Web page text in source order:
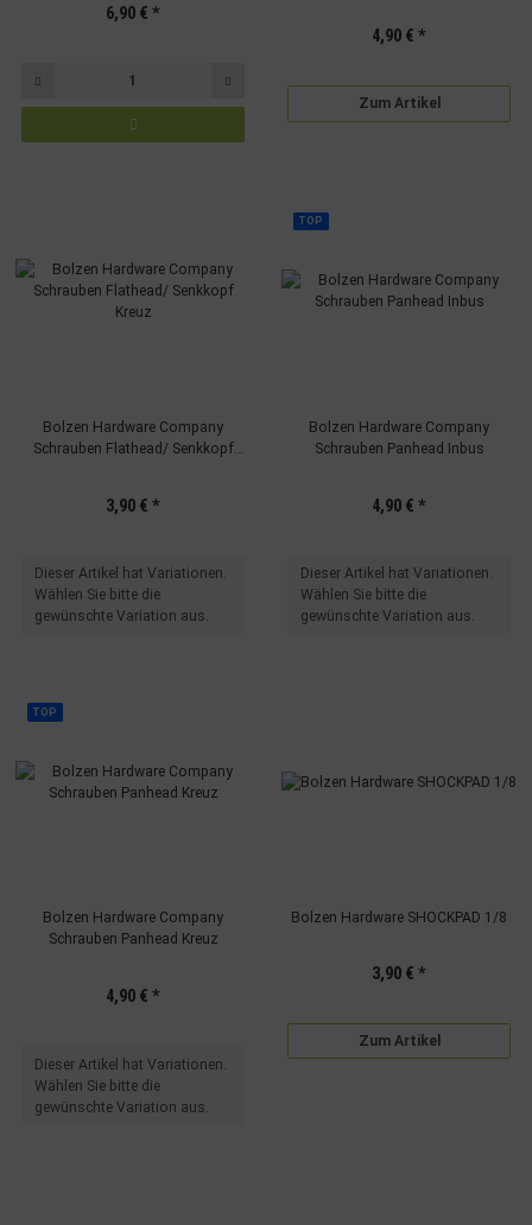
6,90 € *
4,90 € *
Zum Artikel
Bolzen Hardware Company
Schrauben Flathead/ Senkkopf
3,90 € *
x
Dieser Artikel hat Variationen.
Wählen Sie bitte die
gewünschte Variation aus.
TOP
Bolzen Hardware Company
Schrauben Panhead Inbus
4,90 € *
x
Dieser Artikel hat Variationen.
Wählen Sie bitte die
gewünschte Variation aus.
TOP
Bolzen Hardware Company
Schrauben Panhead Kreuz
4,90 € *
x
Dieser Artikel hat Variationen.
Wählen Sie bitte die
gewünschte Variation aus.
Bolzen Hardware SHOCKPAD 1/8
3,90 € *
Zum Artikel